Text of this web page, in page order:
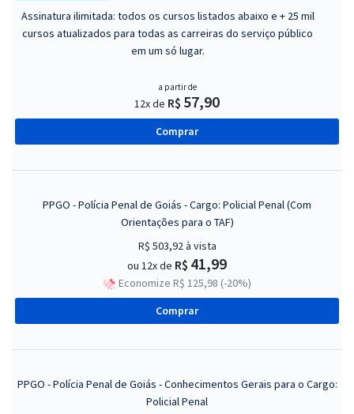
Assinatura ilimitada: todos os cursos listados abaixo e + 25 mil
cursos atualizados para todas as carreiras do serviço público
em um só lugar.
a partir de
12x de R$ 57,90
Comprar
PPGO - Polícia Penal de Goiás - Cargo: Policial Penal (Com
Orientações para o TAF)
R$ 503,92à vista
ou 12x de R$ 41,99
Economize R$ 125,98 (-20%)
Comprar
PPGO - Polícia Penal de Goiás - Conhecimentos Gerais para o Cargo:
Policial Penal